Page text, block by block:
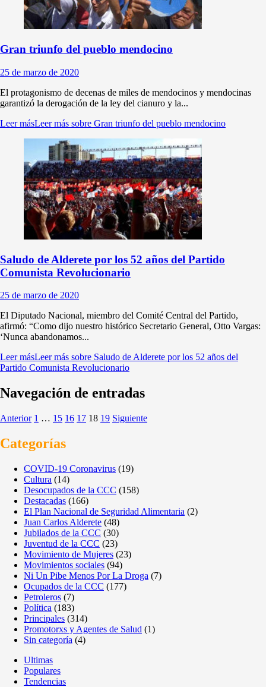
Gran triunfo del pueblo mendocino
25 de marzo de 2020
El protagonismo de decenas de miles de mendocinos y mendocinas
garantizó la derogación de la ley del cianuro y la...
Leer másLeer más sobre Gran triunfo del pueblo mendocino
Saludo de Alderete por los 52 años del Partido
Comunista Revolucionario
25 de marzo de 2020
El Diputado Nacional, miembro del Comité Central del Partido,
afirmó: “Como dijo nuestro histórico Secretario General, Otto Vargas:
‘Nunca abandonamos...
Leer másLeer más sobre Saludo de Alderete por los 52 años del
Partido Comunista Revolucionario
Navegación de entradas
Anterior 1 … 15 16 17 18 19 Siguiente
Categorías
COVID-19 Coronavirus (19)
Cultura (14)
Desocupados de la CCC (158)
Destacadas (166)
El Plan Nacional de Seguridad Alimentaria (2)
Juan Carlos Alderete (48)
Jubilados de la CCC (30)
Juventud de la CCC (23)
Movimiento de Mujeres (23)
Movimientos sociales (94)
Ni Un Pibe Menos Por La Droga (7)
Ocupados de la CCC (177)
Petroleros (7)
Política (183)
Principales (314)
Promotorxs y Agentes de Salud (1)
Sin categoría (4)
Ultimas
Populares
Tendencias